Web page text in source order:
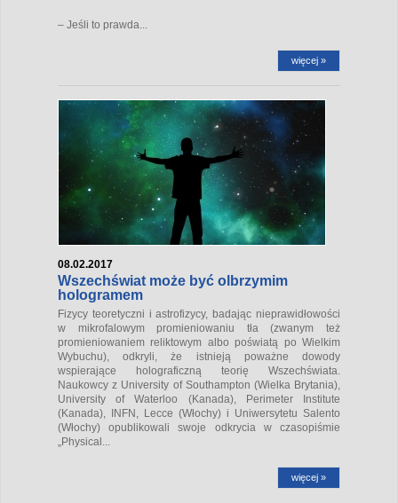
– Jeśli to prawda...
więcej »
08.02.2017
Wszechświat może być olbrzymim
hologramem
Fizycy teoretyczni i astrofizycy, badając nieprawidłowości
w mikrofalowym promieniowaniu tła (zwanym też
promieniowaniem reliktowym albo poświatą po Wielkim
Wybuchu), odkryli, że istnieją poważne dowody
wspierające holograficzną teorię Wszechświata.
Naukowcy z University of Southampton (Wielka Brytania),
University of Waterloo (Kanada), Perimeter Institute
(Kanada), INFN, Lecce (Włochy) i Uniwersytetu Salento
(Włochy) opublikowali swoje odkrycia w czasopiśmie
„Physical...
więcej »